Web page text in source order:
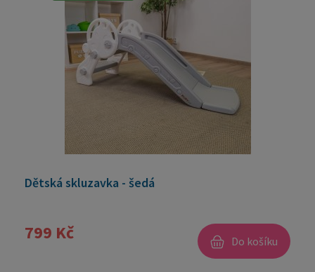
Dětská skluzavka - šedá
799 Kč Do košíku